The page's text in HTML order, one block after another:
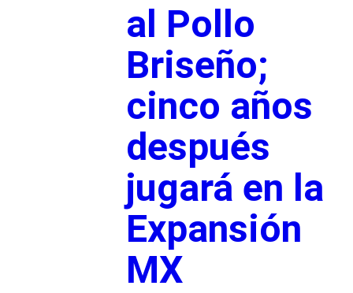
al Pollo
Briseño;
cinco años
después
jugará en la
Expansión
MX